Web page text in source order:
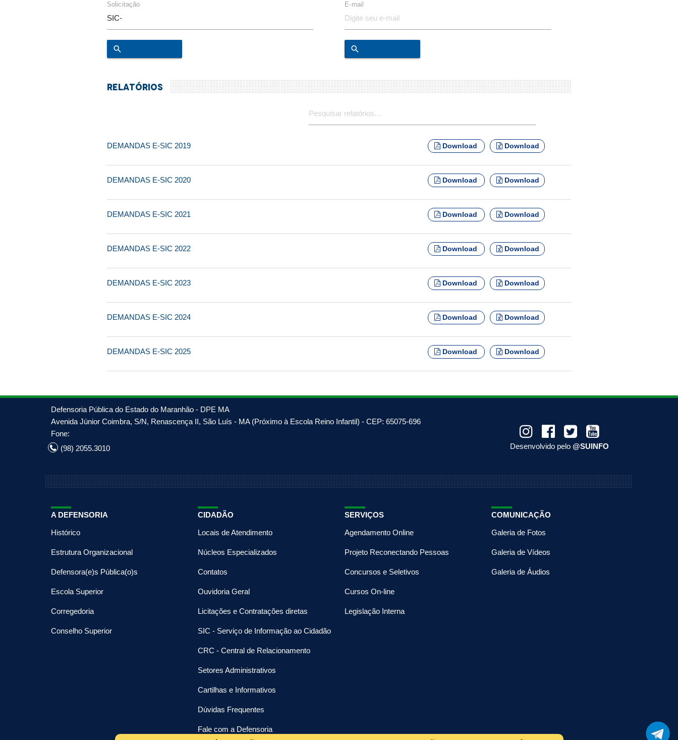
Solicitação
search
E-mail
search
RELATÓRIOS
DEMANDAS E-SIC 2019 Download Download
DEMANDAS E-SIC 2020 Download Download
DEMANDAS E-SIC 2021 Download Download
DEMANDAS E-SIC 2022 Download Download
DEMANDAS E-SIC 2023 Download Download
DEMANDAS E-SIC 2024 Download Download
DEMANDAS E-SIC 2025 Download Download
Defensoria Pública do Estado do Maranhão - DPE MA
Avenida Júnior Coimbra, S/N, Renascença II, São Luís - MA (Próximo à Escola Reino Infantil) - CEP: 65075-696
Fone:
(98) 2055.3010
Desenvolvido pelo @SUINFO
A DEFENSORIA
Histórico
Estrutura Organizacional
Defensora(e)s Pública(o)s
Escola Superior
Corregedoria
Conselho Superior
CIDADÃO
Locais de Atendimento
Núcleos Especializados
Contatos
Ouvidoria Geral
Licitações e Contratações diretas
SIC - Serviço de Informação ao Cidadão
CRC - Central de Relacionamento
Setores Administrativos
Cartilhas e Informativos
Dúvidas Frequentes
Fale com a Defensoria
SERVIÇOS
Agendamento Online
Projeto Reconectando Pessoas
Concursos e Seletivos
Cursos On-line
Legislação Interna
COMUNICAÇÃO
Galeria de Fotos
Galeria de Vídeos
Galeria de Áudios